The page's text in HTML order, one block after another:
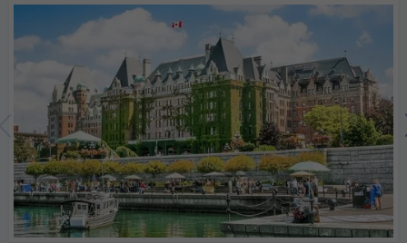
16:00
Ημέρα 7η
Κόλλετζ Φιορδ ( Αλάσκα ), Η.Π.Α.
05:00
20:00